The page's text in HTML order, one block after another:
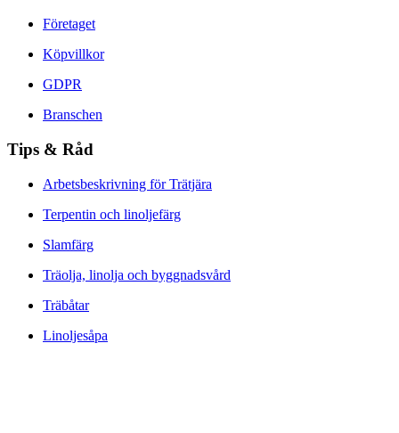
Företaget
Köpvillkor
GDPR
Branschen
Tips & Råd
Arbetsbeskrivning för Trätjära
Terpentin och linoljefärg
Slamfärg
Träolja, linolja och byggnadsvård
Träbåtar
Linoljesåpa